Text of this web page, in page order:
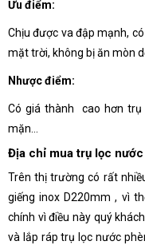
Ưu điểm:
Chịu được va đập mạnh,
mặt trời, không bị ăn mòn
Nhược điểm:
Có giá thành cao hơn trụ
mặn…
Địa chỉ mua trụ lọc
Trên thị trường có rất
giếng inox D220mm , vì
chính vì điều này quý
và lắp ráp trụ lọc nước